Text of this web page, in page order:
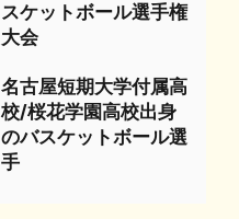
スケットボール選手権
大会
名古屋短期大学付属高
校/桜花学園高校出身
のバスケットボール選
手